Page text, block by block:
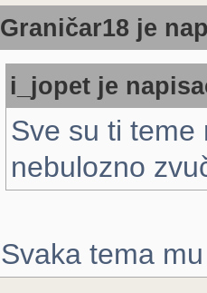
Graničar18 je
i_jopet je
Sve su ti teme
nebulozno
Svaka tema